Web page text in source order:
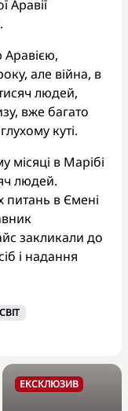
Аравії
але війна, в
людей,
вже багато
куті.
в Марібі
людей.
в Ємені
закликали до
і надання
СВІТ
ЕКСКЛЮЗИВ